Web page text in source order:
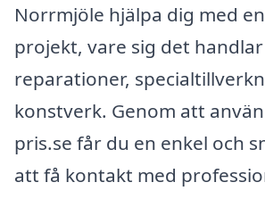
Norrmjöle hjälpa dig med
projekt, vare sig det
reparationer,
konstverk. Genom att
pris.se får du en enkel och
att få kontakt med